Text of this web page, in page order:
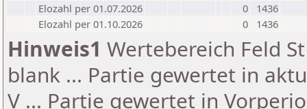
Elozahl per 01.07.2026
0
1436
Elozahl per 01.10.2026
0 1436
Hinweis1 Wertebereich Feld
blank ... Partie gewertet in
V ... Partie gewertet in